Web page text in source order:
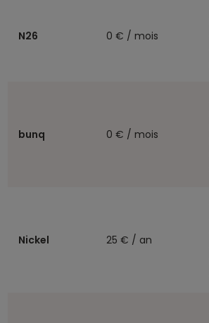
N26 0 € / mois
bunq 0 € / mois
Nickel 25 € / an